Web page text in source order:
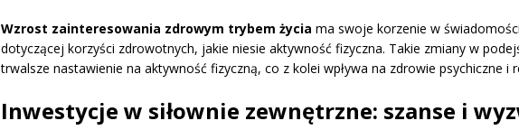
Wzrost zainteresowania zdrowym trybem życia ma swoje korzenie w
dotyczącej korzyści zdrowotnych, jakie niesie aktywność fizyczna. Takie zmiany w
trwalsze nastawienie na aktywność fizyczną, co z kolei wpływa na zdrowie psychiczne i
Inwestycje w siłownie zewnętrzne: szanse i